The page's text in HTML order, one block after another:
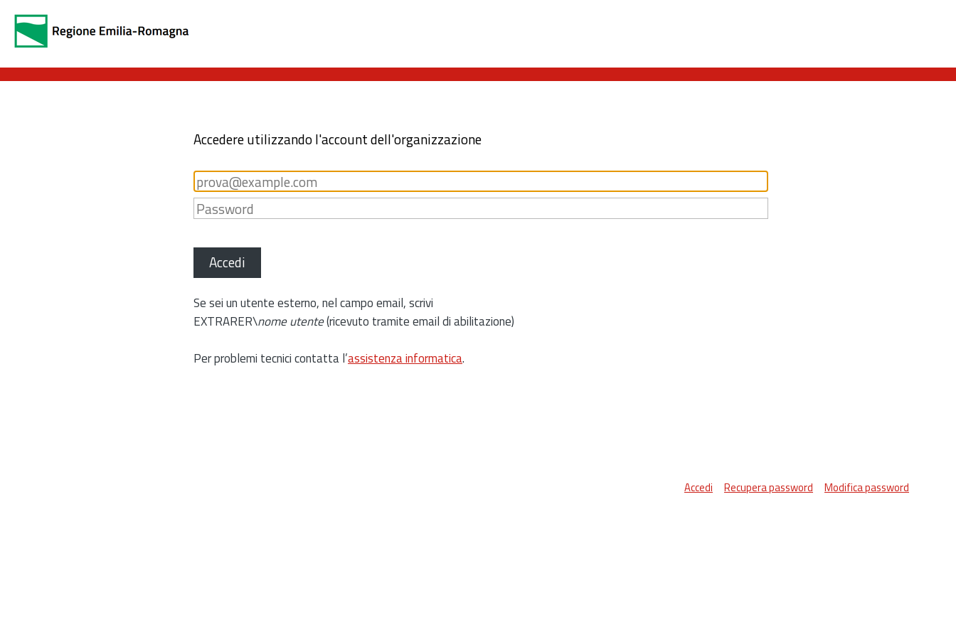
Accedere utilizzando l'account dell'organizzazione
Accedi
Se sei un utente esterno, nel campo email, scrivi
EXTRARER\nome utente(ricevuto tramite email di abilitazione)
Per problemi tecnici contatta l’assistenza informatica.
Accedi Recupera password Modifica password